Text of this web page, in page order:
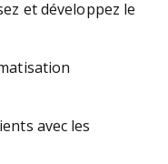
et développez le
avec les